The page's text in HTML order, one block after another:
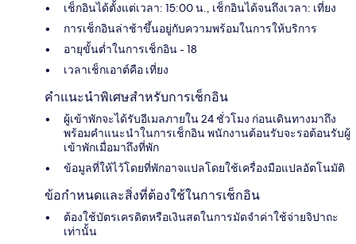
เช็กอินได้ตั้งแต่เวลา: 15:00 น., เช็กอินได้จนถึงเวลา: เที่ยง
การเช็กอินล่าช้าขึ้นอยู่กับความพร้อมในการให้บริการ
อายุขั้นต่ำในการเช็กอิน - 18
เวลาเช็กเอาต์คือ เที่ยง
คำแนะนำพิเศษสำหรับการเช็กอิน
ผู้เข้าพักจะได้รับอีเมลภายใน 24 ชั่วโมง ก่อนเดินทางมาถึง
พร้อมคำแนะนำในการเช็กอิน พนักงานต้อนรับจะรอต้อนรับผู้
เข้าพักเมื่อมาถึงที่พัก
ข้อมูลที่ให้ไว้โดยที่พักอาจแปลโดยใช้เครื่องมือแปลอัตโนมัติ
ข้อกำหนดและสิ่งที่ต้องใช้ในการเช็กอิน
ต้องใช้บัตรเครดิตหรือเงินสดในการมัดจำค่าใช้จ่ายจิปาถะ
เท่านั้น